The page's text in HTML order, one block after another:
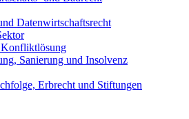
Datenwirtschaftsrecht
Konfliktlösung
Sanierung und Insolvenz
Erbrecht und Stiftungen